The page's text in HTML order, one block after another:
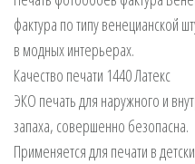
фактура по типу венецианской
в модных интерьерах.
Качество печати 1440 Латекс
ЭКО печать для наружного и
запаха, совершенно безопасна.
Применяется для печати в